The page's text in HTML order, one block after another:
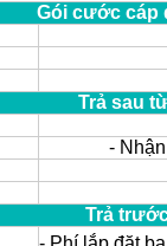
Gói cước cáp
Trả sau
-
Trả